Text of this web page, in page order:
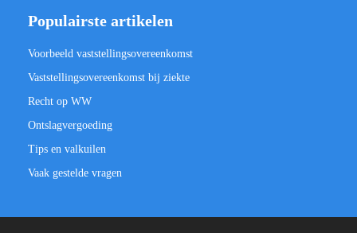
Populairste artikelen
Voorbeeld vaststellingsovereenkomst
Vaststellingsovereenkomst bij ziekte
Recht op WW
Ontslagvergoeding
Tips en valkuilen
Vaak gestelde vragen